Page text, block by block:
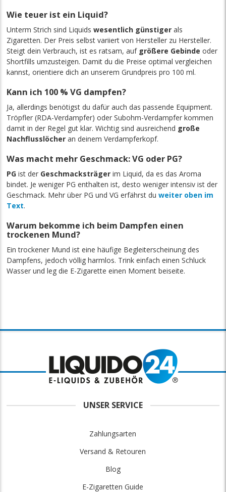
Wie teuer ist ein Liquid?
Unterm Strich sind Liquidswesentlich günstiger als
Zigaretten. Der Preis selbst variiert von Hersteller zu Hersteller.
Steigt dein Verbrauch, ist es ratsam, auf größere Gebinde oder
Shortfills umzusteigen. Damit du die Preise optimal vergleichen
kannst, orientiere dich an unserem Grundpreis pro 100 ml.
Kann ich 100 % VG dampfen?
Ja, allerdings benötigst du dafür auch das passende Equipment.
Tröpfler (RDA-Verdampfer) oder Subohm-Verdampfer kommen
damit in der Regel gut klar. Wichtig sind ausreichend große
Nachflusslöcher an deinem Verdampferkopf.
Was macht mehr Geschmack: VG oder PG?
PG ist der Geschmacksträger im Liquid, da es das Aroma
bindet. Je weniger PG enthalten ist, desto weniger intensiv ist der
Geschmack. Mehr über PG und VG erfährst duweiter oben im
Text.
Warum bekomme ich beim Dampfen einen
trockenen Mund?
Ein trockener Mund ist eine häufige Begleiterscheinung des
Dampfens, jedoch völlig harmlos. Trink einfach einen Schluck
Wasser und leg die E-Zigarette einen Moment beiseite.
UNSER SERVICE
Zahlungsarten
Versand & Retouren
Blog
E-Zigaretten Guide